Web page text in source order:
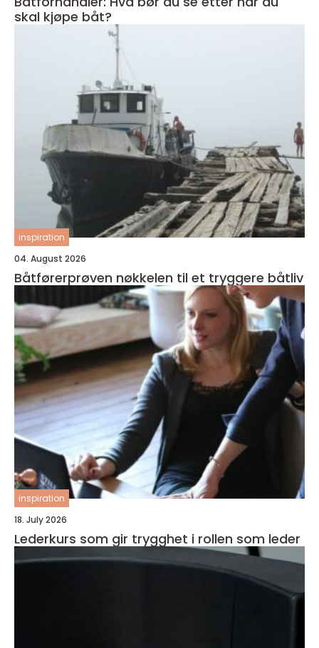
skal kjøpe båt?
inspiration
04. August 2026
Båtførerprøven nøkkelen til et tryggere båtliv
inspiration
18. July 2026
Lederkurs som gir trygghet i rollen som leder